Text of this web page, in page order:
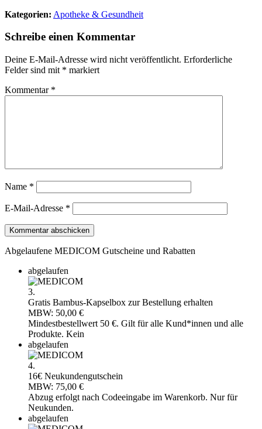
Kategorien: Apotheke & Gesundheit
Schreibe einen Kommentar
Deine E-Mail-Adresse wird nicht veröffentlicht. Erforderliche
Felder sind mit * markiert
Kommentar *
Name *
E-Mail-Adresse *
Abgelaufene MEDICOM Gutscheine und Rabatten
abgelaufen
3.
Gratis Bambus-Kapselbox zur Bestellung erhalten
MBW: 50,00 €
Mindestbestellwert 50 €. Gilt für alle Kund*innen und alle
Produkte. Kein
abgelaufen
4.
16€ Neukundengutschein
MBW: 75,00 €
Abzug erfolgt nach Codeeingabe im Warenkorb. Nur für
Neukunden.
abgelaufen